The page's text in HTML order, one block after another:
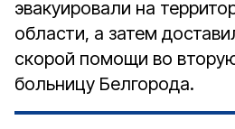
эвакуировали на
области, а затем
скорой помощи во
больницу Белгорода.